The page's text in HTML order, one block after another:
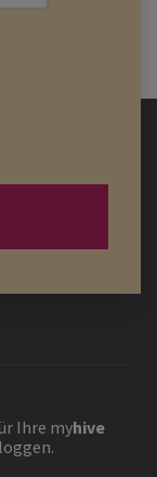
Ihre myhive